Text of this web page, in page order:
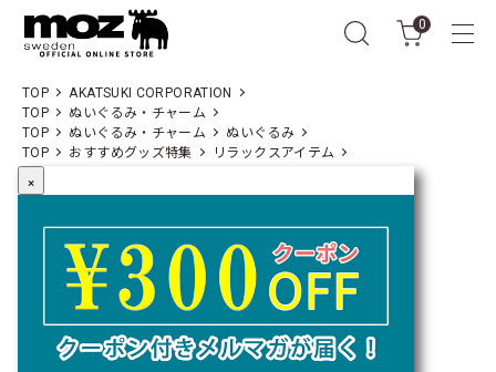
0
TOP
AKATSUKI CORPORATION
TOP
ぬいぐるみ・チャーム
TOP
ぬいぐるみ・チャーム
ぬいぐるみ
TOP
おすすめグッズ特集 リラックスアイテム
×